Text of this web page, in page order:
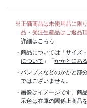
※正価商品は未使用品に限
品・受注生産品はご返品
詳細はこちら
・商品については「サイズ
について 」「かかとにあ
・パンプスなどのかかと部
ではございません。
・画像はイメージです。商
示色は在庫の関係上商品